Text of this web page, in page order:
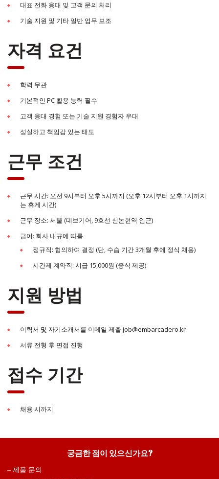
대표 전화 응대 및 고객 문의 처리
기술 지원 및 기타 일반 업무 보조
자격 요건
학력 무관
기본적인 PC 활용 능력 필수
고객 응대 경험 또는 기술 지원 경험자 우대
성실하고 책임감 있는 태도
근무 조건
근무 시간: 오전 9시부터 오후 5시까지 (오후 12시부터 오후 1시까지
는 휴게 시간)
근무 장소: 서울 (데브기어, 9호선 신논현역 인근)
급여: 회사 내규에 따름
정규직: 협의하여 결정 (단, 수습 기간 3개월 후에 정식 채용)
시간제 계약직: 시급 15,000원 (중식 제공)
지원 방법
이력서 및 자기소개서를 이메일 제출 job@embarcadero.kr
서류 전형 후 면접 진행
접수 기간
채용 시까지
궁금한 점이 있으신가요?
– 제품 문의